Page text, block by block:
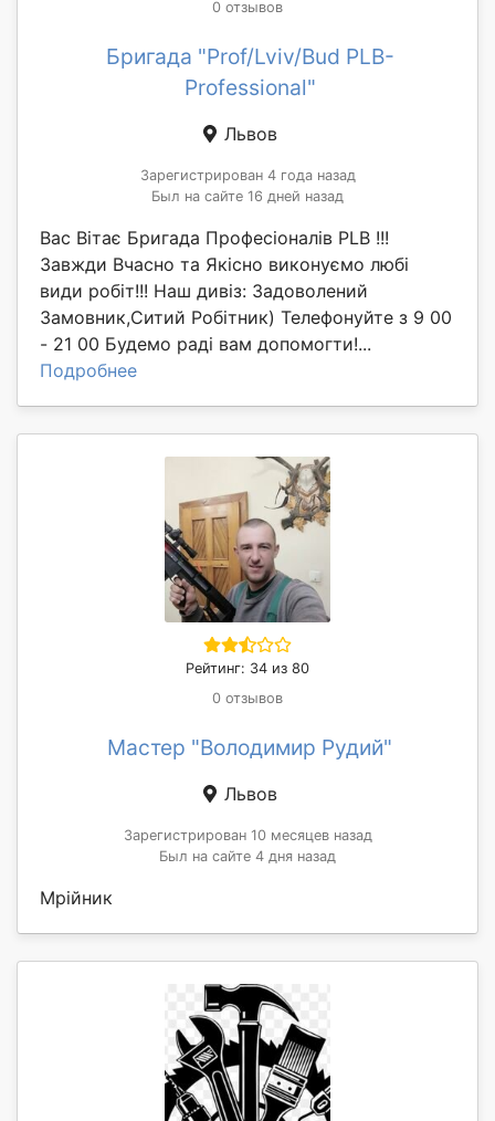
0 отзывов
Бригада "Prof/Lviv/Bud PLB-
Professional"
Львов
Зарегистрирован 4 года назад
Был на сайте 16 дней назад
Вас Вітає Бригада Професіоналів PLB !!!
Завжди Вчасно та Якісно виконуємо любі
види робіт!!! Наш дивіз: Задоволений
Замовник,Ситий Робітник) Телефонуйте з 9 00
- 21 00 Будемо раді вам допомогти!...
Подробнее
Рейтинг: 34 из 80
0 отзывов
Мастер "Володимир Рудий"
Львов
Зарегистрирован 10 месяцев назад
Был на сайте 4 дня назад
Мрійник